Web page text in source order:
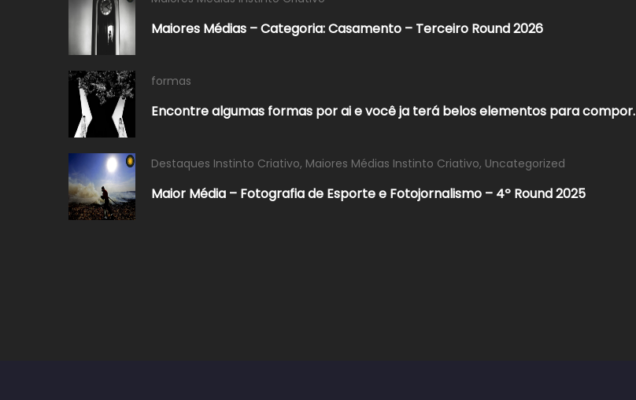
Maiores Médias – Categoria: Casamento – Terceiro Round 2026
formas
Encontre algumas formas por ai e você ja terá belos elementos para compor.
Destaques Instinto Criativo, Maiores Médias Instinto Criativo, Uncategorized
Maior Média – Fotografia de Esporte e Fotojornalismo – 4º Round 2025